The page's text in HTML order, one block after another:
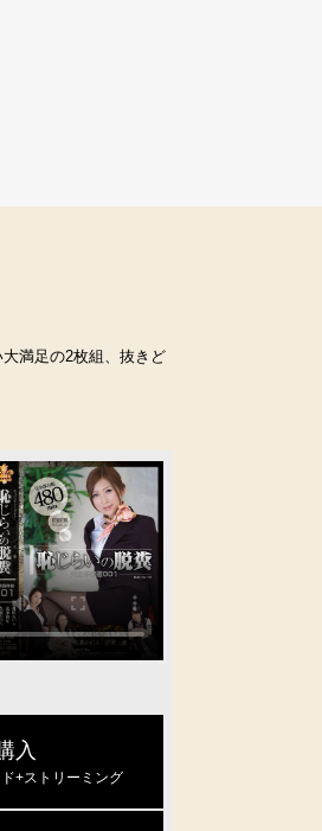
満足の2枚組、抜きど
入
+ストリーミング